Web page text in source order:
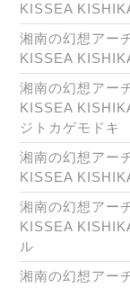
KISSEA
湘南の幻想アー
KISSEA
湘南の幻想アー
KISSEA
ジトカゲモドキ
湘南の幻想アー
KISSEA
湘南の幻想アー
KISSEA
ル
湘南の幻想アー